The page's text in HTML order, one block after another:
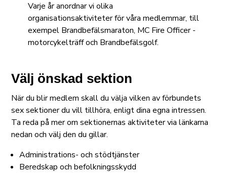
Varje år anordnar vi olika
organisationsaktiviteter för våra medlemmar, till
exempel Brandbefälsmaraton, MC Fire Officer -
motorcykelträff och Brandbefälsgolf.
Välj önskad sektion
När du blir medlem skall du välja vilken av förbundets
sex sektioner du vill tillhöra, enligt dina egna intressen.
Ta reda på mer om sektionernas aktiviteter via länkarna
nedan och välj den du gillar.
Administrations- och stödtjänster
Beredskap och befolkningsskydd